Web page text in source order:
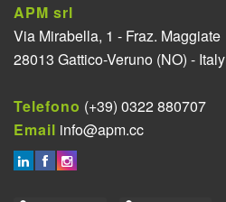
APM srl
Via Mirabella, 1 - Fraz. Maggiate
28013 Gattico-Veruno (NO) - Italy
Telefono (+39) 0322 880707
Email info@apm.cc